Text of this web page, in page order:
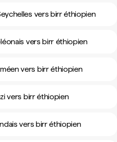
vers birr éthiopien
vers birr éthiopien
vers birr éthiopien
vers birr éthiopien
vers birr éthiopien